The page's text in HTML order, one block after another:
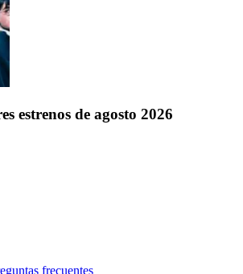
estrenos de agosto 2026
frecuentes